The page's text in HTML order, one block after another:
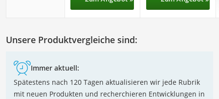
Unsere Produktvergleiche sind:
Immer aktuell:
Spätestens nach 120 Tagen aktualisieren wir jede Rubrik
mit neuen Produkten und recherchieren Entwicklungen in